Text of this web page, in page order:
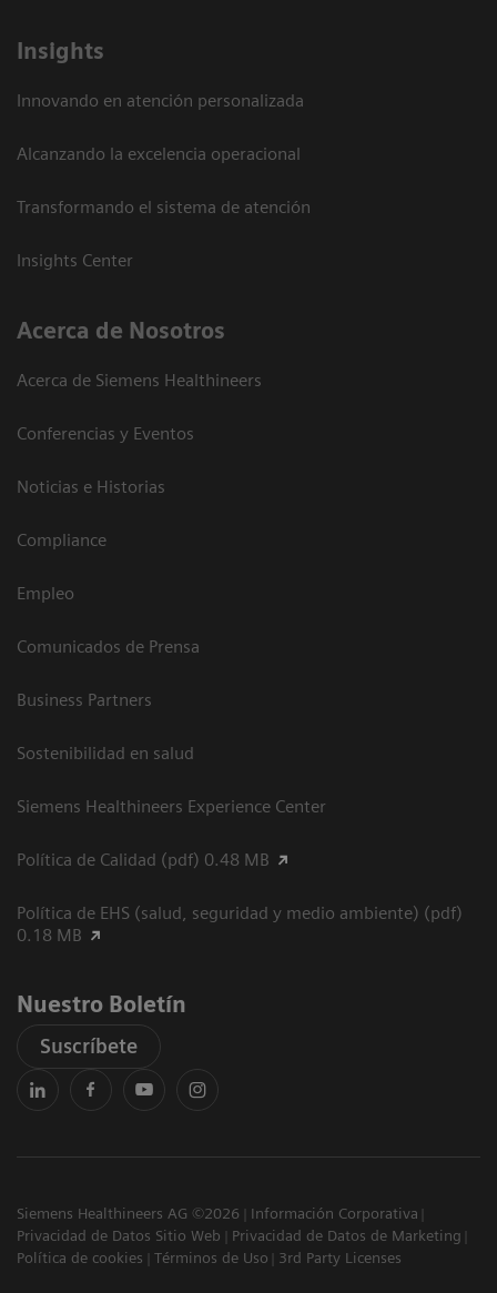
Insights
Innovando en atención personalizada
Alcanzando la excelencia operacional
Transformando el sistema de atención
Insights Center
Acerca de Nosotros
Acerca de Siemens Healthineers
Conferencias y Eventos
Noticias e Historias
Compliance
Empleo
Comunicados de Prensa
Business Partners
Sostenibilidad en salud
Siemens Healthineers Experience Center
Política de Calidad (pdf) 0.48 MB
Política de EHS (salud, seguridad y medio ambiente) (pdf)
0.18 MB
Nuestro Boletín
Suscríbete
Siemens Healthineers AG ©2026
Información Corporativa
Privacidad de Datos Sitio Web
Privacidad de Datos de Marketing
Política de cookies
Términos de Uso 3rd Party Licenses